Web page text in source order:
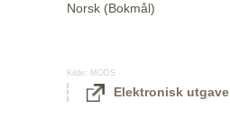
Norsk (Bokmål)
Kilde: MODS
Elektronisk utgave